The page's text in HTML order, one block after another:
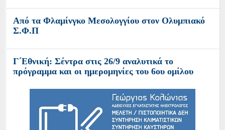
Από τα Φλαμίνγκο Μεσολογγίου στον Ολυμπιακό
Σ.Φ.Π
Γ΄Εθνική: Σέντρα στις 26/9 αναλυτικά το
πρόγραμμα και οι ημερομηνίες του 6ου ομίλου